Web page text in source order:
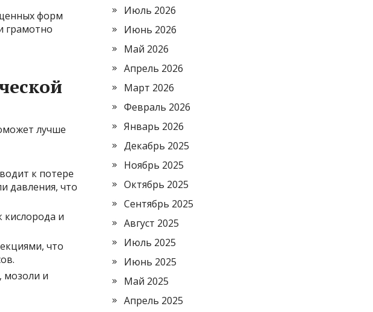
форм
грамотно
лучше
к потере
давления, что
и
что
мозоли и
Июль 2026
Июнь 2026
Май 2026
Апрель 2026
Март 2026
Февраль 2026
Январь 2026
Декабрь 2025
Ноябрь 2025
Октябрь 2025
Сентябрь 2025
Август 2025
Июль 2025
Июнь 2025
Май 2025
Апрель 2025